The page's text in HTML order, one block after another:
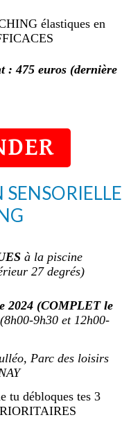
élastiques en
:475 euros (dernière
SENSORIELLE
à la piscine
27 degrés)
2024 (COMPLET le
9h30 et 12h00-
Parc des loisirs
tu débloques tes 3